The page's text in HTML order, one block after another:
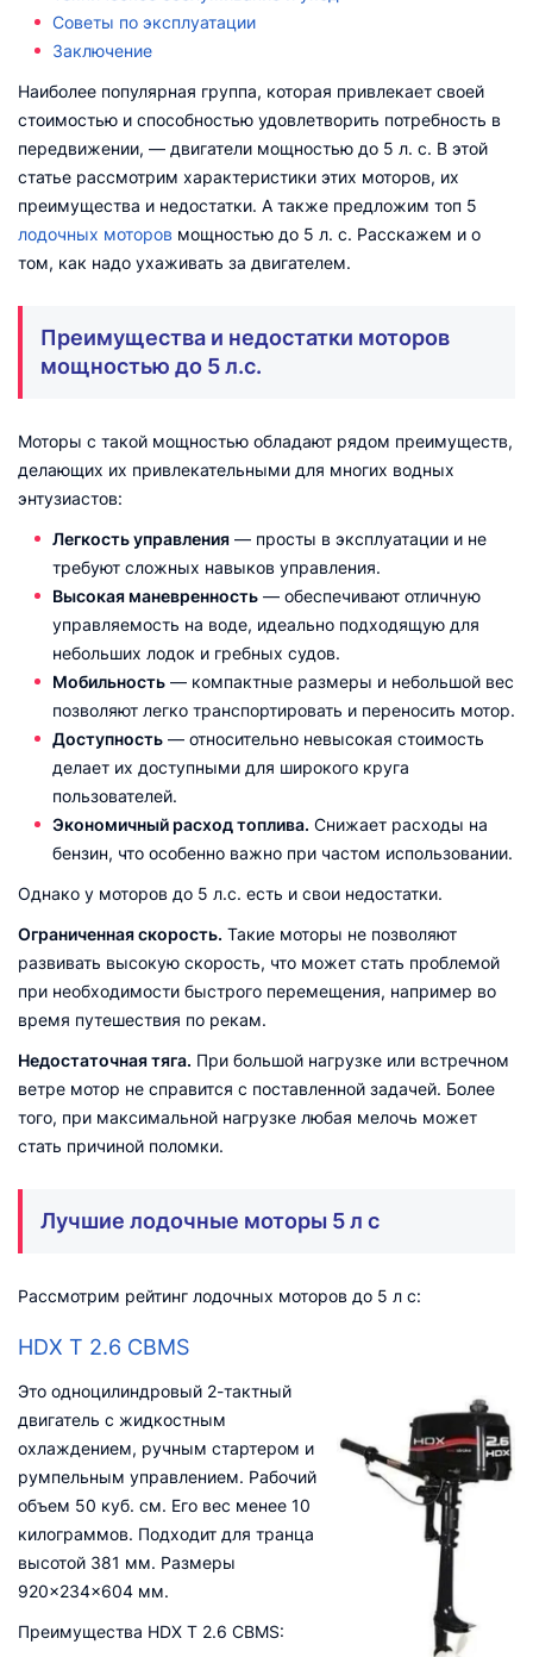
Советы по эксплуатации
Заключение
Наиболее популярная группа, которая привлекает своей
стоимостью и способностью удовлетворить потребность в
передвижении, — двигатели мощностью до 5 л. с. В этой
статье рассмотрим характеристики этих моторов, их
преимущества и недостатки. А также предложим топ 5
лодочных моторов мощностью до 5 л. с. Расскажем и о
том, как надо ухаживать за двигателем.
Преимущества и недостатки моторов
мощностью до 5 л.с.
Моторы с такой мощностью обладают рядом преимуществ,
делающих их привлекательными для многих водных
энтузиастов:
Легкость управления — просты в эксплуатации и не
требуют сложных навыков управления.
Высокая маневренность — обеспечивают отличную
управляемость на воде, идеально подходящую для
небольших лодок и гребных судов.
Мобильность — компактные размеры и небольшой вес
позволяют легко транспортировать и переносить мотор.
Доступность — относительно невысокая стоимость
делает их доступными для широкого круга
пользователей.
Экономичный расход топлива. Снижает расходы на
бензин, что особенно важно при частом использовании.
Однако у моторов до 5 л.с. есть и свои недостатки.
Ограниченная скорость. Такие моторы не позволяют
развивать высокую скорость, что может стать проблемой
при необходимости быстрого перемещения, например во
время путешествия по рекам.
Недостаточная тяга. При большой нагрузке или встречном
ветре мотор не справится с поставленной задачей. Более
того, при максимальной нагрузке любая мелочь может
стать причиной поломки.
Лучшие лодочные моторы 5 л с
Рассмотрим рейтинг лодочных моторов до 5 л с:
HDX T 2.6 CBMS
Это одноцилиндровый 2-тактный
двигатель с жидкостным
охлаждением, ручным стартером и
румпельным управлением. Рабочий
объем 50 куб. см. Его вес менее 10
килограммов. Подходит для транца
высотой 381 мм. Размеры
920×234×604 мм.
Преимущества HDX T 2.6 CBMS: